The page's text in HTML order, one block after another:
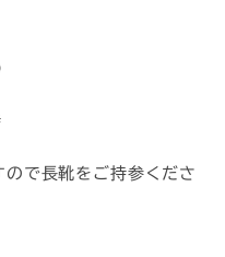
で長靴をご持参くださ